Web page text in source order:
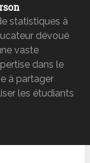
statistiques à
dévoué
vaste
dans le
à partager
les étudiants